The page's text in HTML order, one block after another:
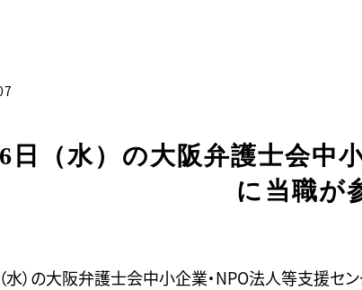
日（水）の大阪弁護士会中
に当職が
水）の大阪弁護士会中小企業・NPO法人等支援セ